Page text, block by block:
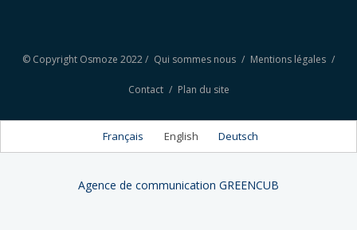
© Copyright Osmoze 2022 / Qui sommes nous / Mentions légales /
Contact / Plan du site
Français English Deutsch
Agence de communication GREENCUB